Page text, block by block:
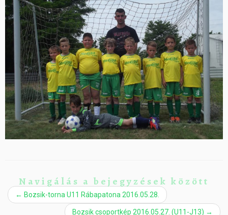
Navigálás a bejegyzések között
← Bozsik-torna U11 Rábapatona 2016.05.28.
Bozsik csoportkép 2016.05.27. (U11-J13) →